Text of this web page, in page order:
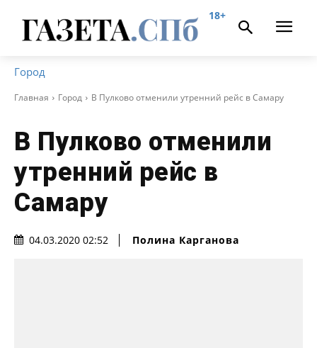
18+
Город
Главная Город В Пулково отменили утренний рейс в Самару
В Пулково отменили
утренний рейс в
Самару
04.03.2020 02:52 Полина Карганова